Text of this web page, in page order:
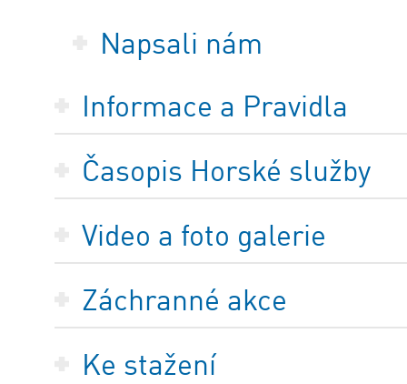
Napsali nám
Informace a Pravidla
Časopis Horské služby
Video a foto galerie
Záchranné akce
Ke stažení